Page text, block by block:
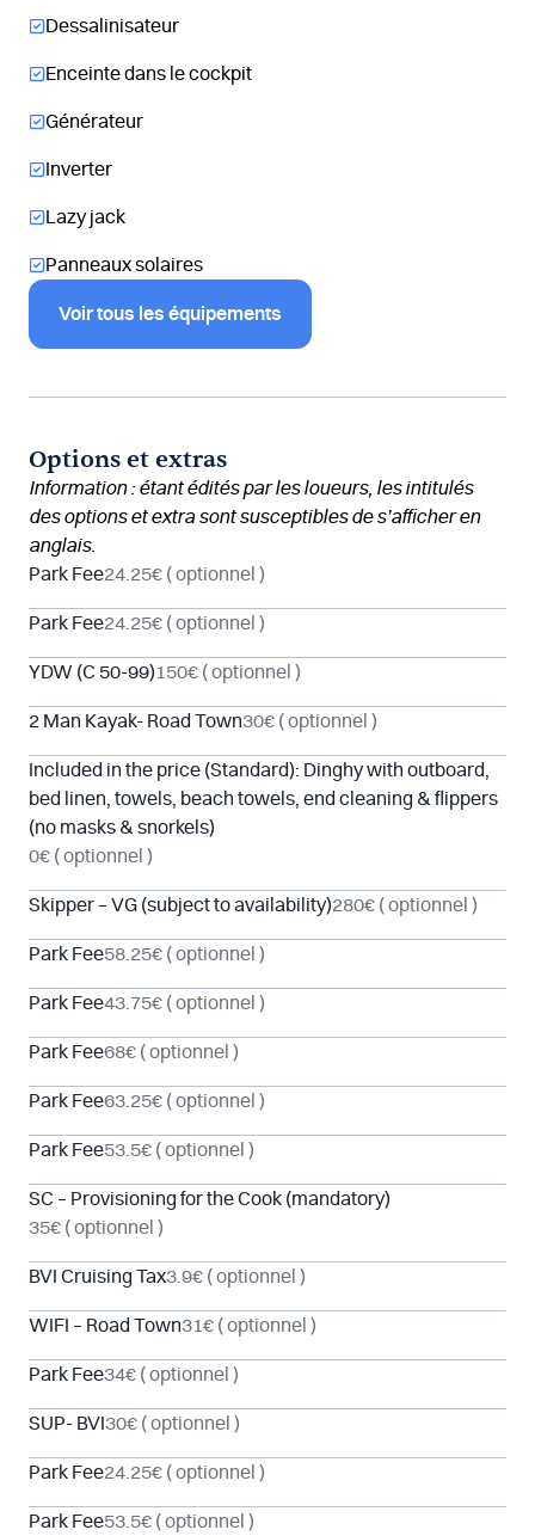
Dessalinisateur
Enceinte dans le cockpit
Générateur
Inverter
Lazy jack
Panneaux solaires
Voir tous les équipements
Options et extras
Information : étant édités par les loueurs, les intitulés
des options et extra sont susceptibles de s’afficher en
anglais.
Park Fee24.25€ ( optionnel )
Park Fee24.25€ ( optionnel )
YDW (C 50-99)150€ ( optionnel )
2 Man Kayak- Road Town30€ ( optionnel )
Included in the price (Standard): Dinghy with outboard,
bed linen, towels, beach towels, end cleaning & flippers
(no masks & snorkels)
0€ ( optionnel )
Skipper – VG (subject to availability)280€ ( optionnel )
Park Fee58.25€ ( optionnel )
Park Fee43.75€ ( optionnel )
Park Fee68€ ( optionnel )
Park Fee63.25€ ( optionnel )
Park Fee53.5€ ( optionnel )
SC – Provisioning for the Cook (mandatory)
35€ ( optionnel )
BVI Cruising Tax3.9€ ( optionnel )
WIFI – Road Town31€ ( optionnel )
Park Fee34€ ( optionnel )
SUP- BVI 30€ ( optionnel )
Park Fee24.25€ ( optionnel )
Park Fee53.5€ ( optionnel )